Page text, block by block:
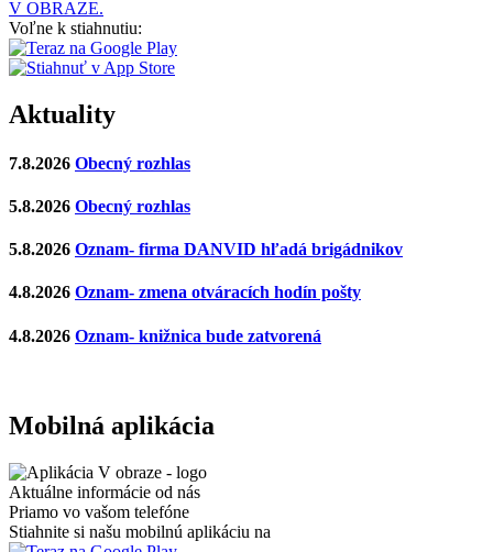
V OBRAZE.
Voľne k stiahnutiu:
Aktuality
7.8.2026 Obecný rozhlas
5.8.2026 Obecný rozhlas
5.8.2026 Oznam- firma DANVID hľadá brigádnikov
4.8.2026 Oznam- zmena otváracích hodín pošty
4.8.2026 Oznam- knižnica bude zatvorená
Mobilná aplikácia
Aktuálne informácie od nás
Priamo vo vašom telefóne
Stiahnite si našu mobilnú aplikáciu na